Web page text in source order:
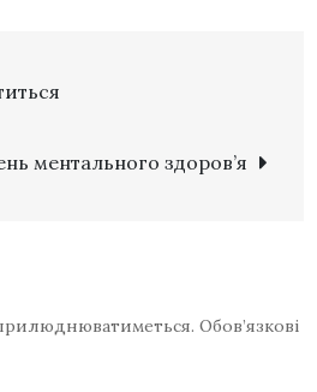
ментального здоров’я
Обов’язкові